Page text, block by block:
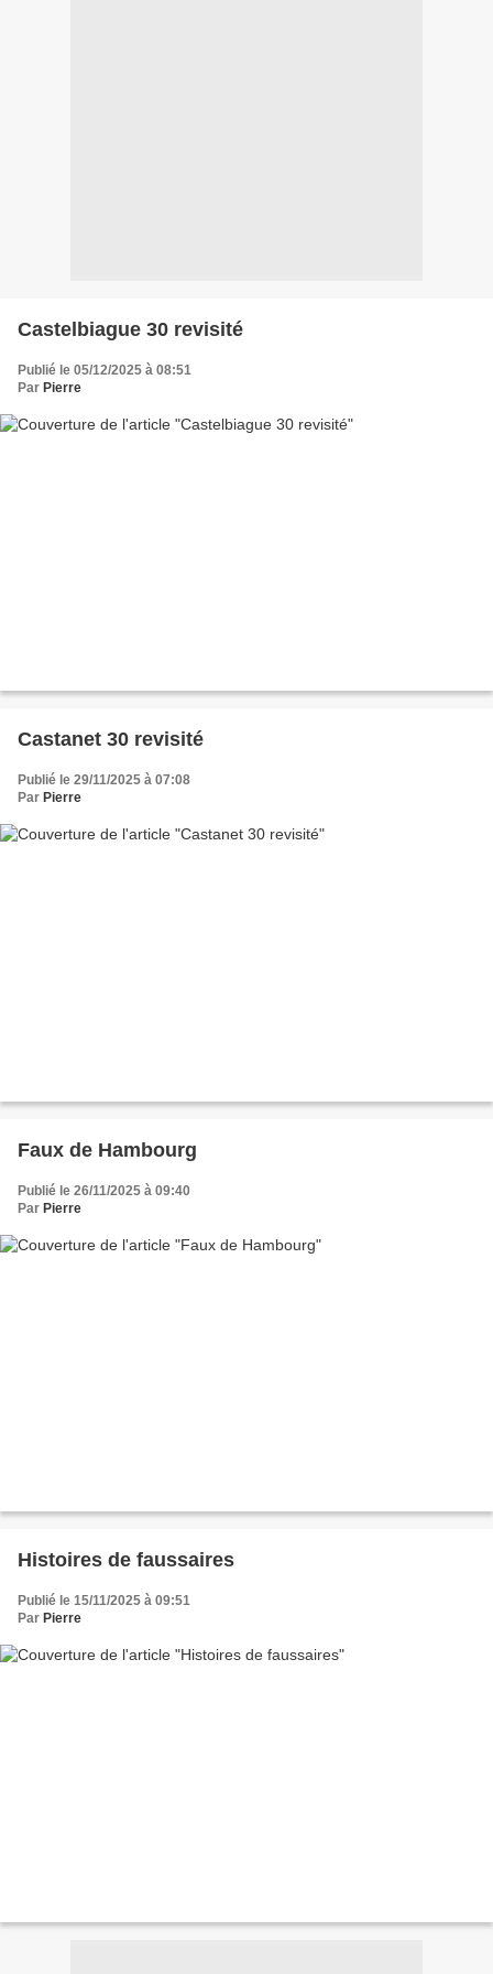
Castelbiague 30 revisité
Publié le 05/12/2025 à 08:51
Par Pierre
Castanet 30 revisité
Publié le 29/11/2025 à 07:08
Par Pierre
Faux de Hambourg
Publié le 26/11/2025 à 09:40
Par Pierre
Histoires de faussaires
Publié le 15/11/2025 à 09:51
Par Pierre